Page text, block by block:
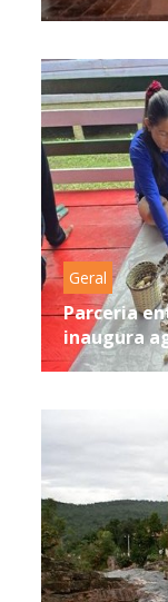
Geral
Parceria
inaugura